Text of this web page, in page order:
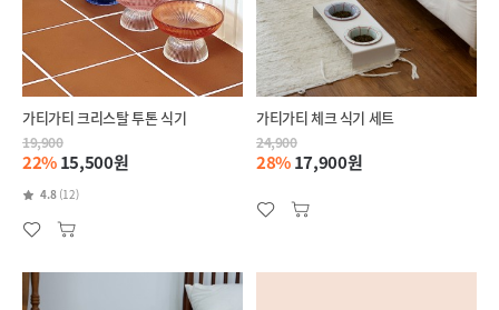
가티가티 크리스탈 투톤 식기
19,900
22%15,500원
4.8 (12)
가티가티 체크 식기 세트
24,900
28%17,900원